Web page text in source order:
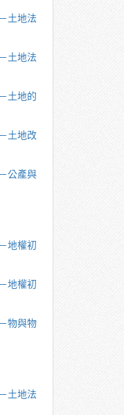
土地法
土地法
土地的
土地改
公產與
地權初
地權初
物與物
土地法